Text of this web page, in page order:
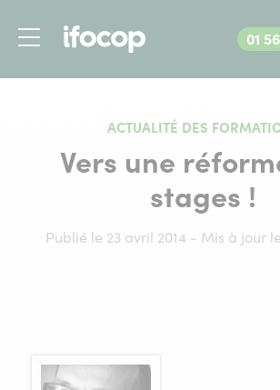
Menu
01
ACTUALITÉ DES
Vers une
stages !
Publié le 23 avril 2014 - Mis à jour